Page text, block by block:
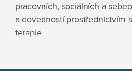
pracovních, sociálních a
a dovedností prostřednictvím
terapie.